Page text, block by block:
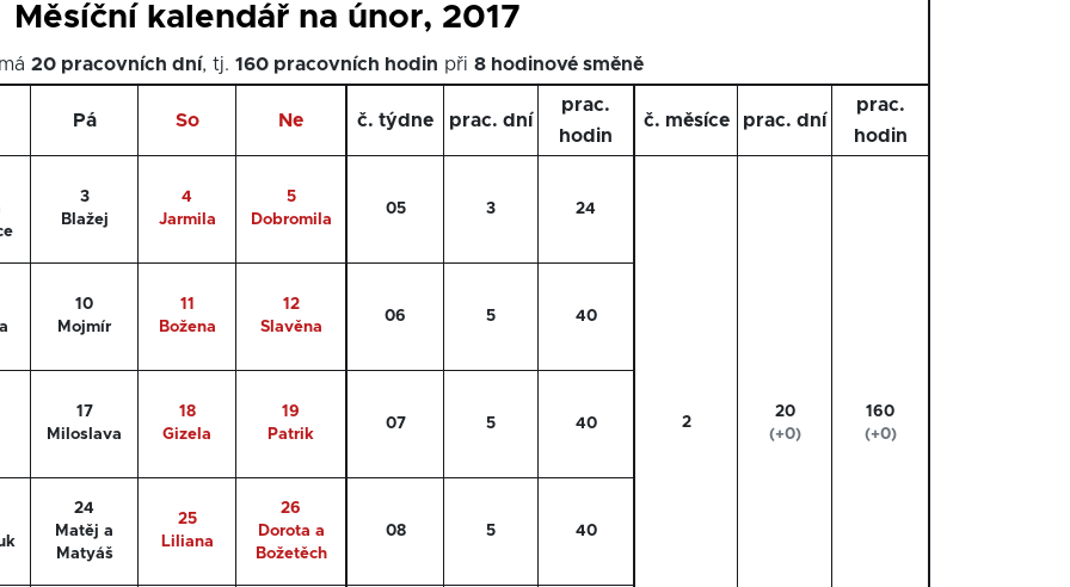
Měsíční kalendář na únor, 2017
20 pracovních dní, tj. 160 pracovních hodin při 8 hodinové směně
Pá So Ne č. týdne prac. dní
prac.
hodin
č. měsíce prac. dní
prac.
hodin
3
Blažej
4
Jarmila
5
Dobromila
05 3 24
2
20
(+0)
160
(+0)
10
Mojmír
11
Božena
12
Slavěna
06 5 40
17
Miloslava
18
Gizela
19
Patrik
07 5 40
24
Matěj a
Matyáš
25
Liliana
26
Dorota a
Božetěch
08 5 40